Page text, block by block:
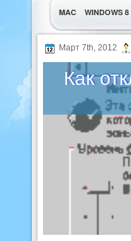
MAC WINDOWS 8
УТИЛИТЫ
Март 7th, 2012
Как